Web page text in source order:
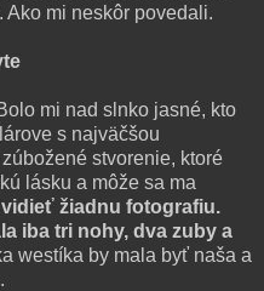
. Ako mi neskôr povedali.
mi nad slnko jasné, kto
s najväčšou
stvorenie, ktoré
lásku a môže sa ma
vidieť žiadnu fotografiu.
iba tri nohy, dva zuby a
westíka by mala byť naša a